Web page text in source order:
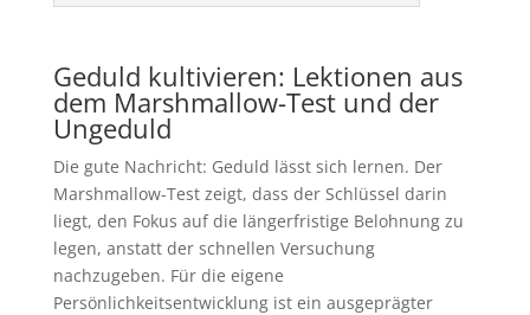
Geduld kultivieren: Lektionen aus
dem Marshmallow-Test und der
Ungeduld
Die gute Nachricht: Geduld lässt sich lernen. Der
Marshmallow-Test zeigt, dass der Schlüssel darin
liegt, den Fokus auf die längerfristige Belohnung zu
legen, anstatt der schnellen Versuchung
nachzugeben. Für die eigene
Persönlichkeitsentwicklung ist ein ausgeprägter